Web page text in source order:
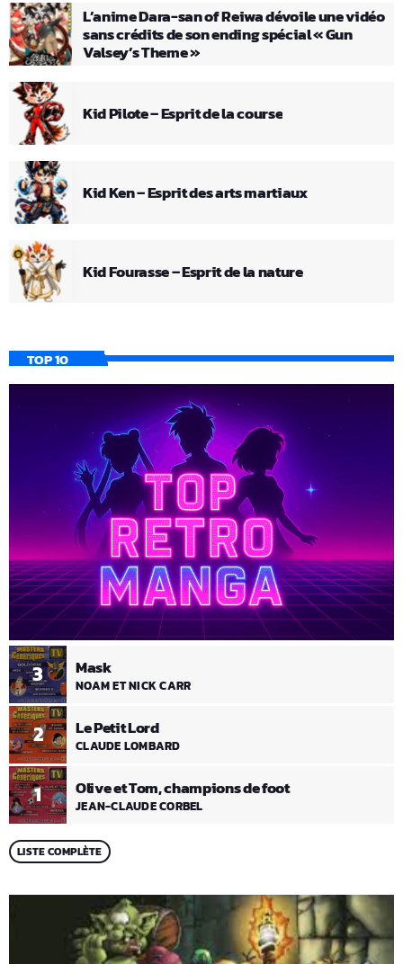
L’anime Dara-san of Reiwa dévoile une vidéo
sans crédits de son ending spécial « Gun
Valsey’s Theme »
Kid Pilote – Esprit de la course
Kid Ken – Esprit des arts martiaux
Kid Fourasse – Esprit de la nature
TOP 10
1 Olive et Tom, champions de foot
JEAN-CLAUDE CORBEL
2 Le Petit Lord
CLAUDE LOMBARD
3 Mask
NOAM ET NICK CARR
LISTE COMPLÈTE